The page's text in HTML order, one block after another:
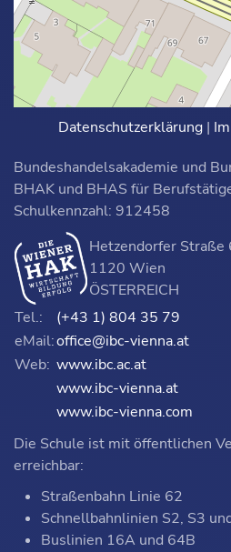
Datenschutzerklärung |
Bundeshandelsakademie und
BHAK und BHAS für
Schulkennzahl: 912458
Hetzendorfer Straße
1120 Wien
ÖSTERREICH
Tel.:
(+43 1) 804 35 79
eMail:office@ibc-vienna.at
Web: www.ibc.ac.at
www.ibc-vienna.at
www.ibc-vienna.com
Die Schule ist mit öffentlichen
erreichbar:
Straßenbahn Linie 62
Schnellbahnlinien S2, S3
Buslinien 16A und 64B